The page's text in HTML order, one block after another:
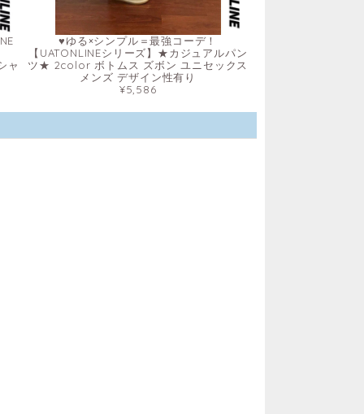
ャ
♥ゆる×シンプル＝最強コーデ！
【UATONLINEシリーズ】★カジュアルパン
ツ★ 2color ボトムス ズボン ユニセックス
メンズ デザイン性有り
¥5,586